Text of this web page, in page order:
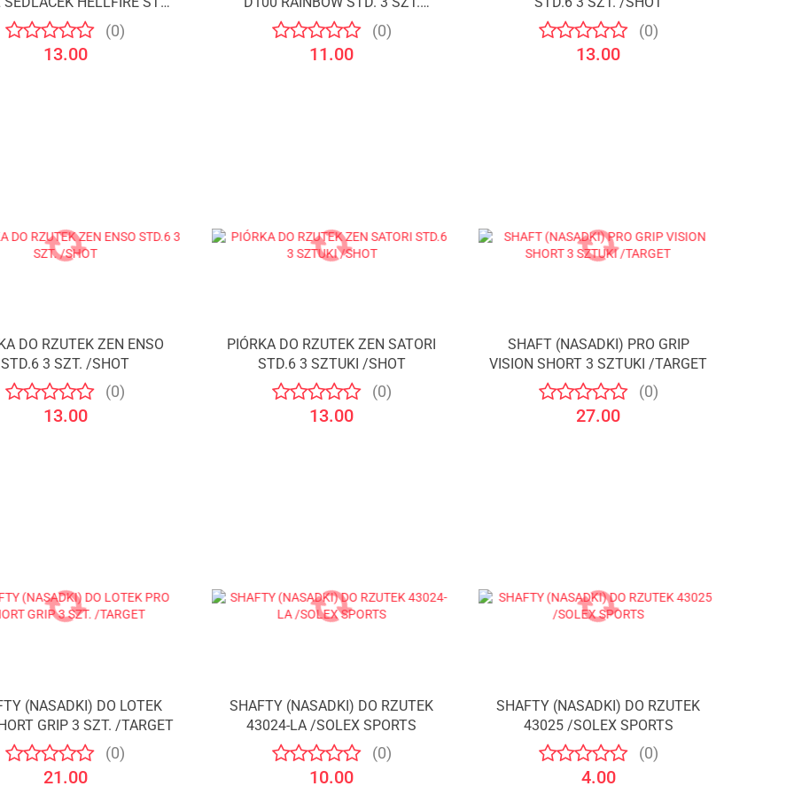
3 SZT. /BULL'S(0)
13.00
/BULL'S
(0)
11.00
(0)
13.00
DO RZUTEK ZEN ENSO
STD.6 3 SZT. /SHOT
(0)
13.00
PIÓRKA DO RZUTEK ZEN SATORI
STD.6 3 SZTUKI /SHOT
(0)
13.00
SHAFT (NASADKI) PRO GRIP
VISION SHORT 3 SZTUKI /TARGET
(0)
27.00
(NASADKI) DO LOTEK
GRIP 3 SZT. /TARGET
(0)
21.00
SHAFTY (NASADKI) DO RZUTEK
43024-LA /SOLEX SPORTS
(0)
10.00
SHAFTY (NASADKI) DO RZUTEK
43025 /SOLEX SPORTS
(0)
4.00